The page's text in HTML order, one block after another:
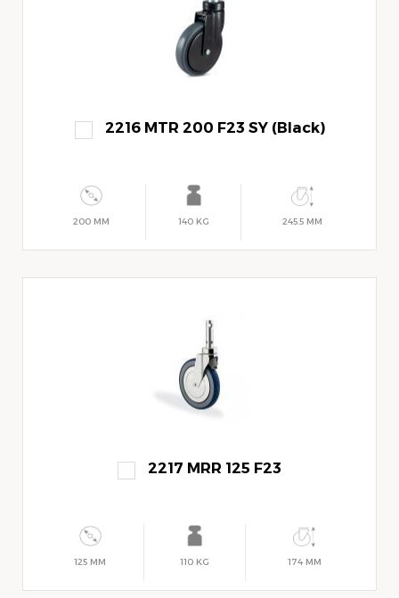
2216 MTR 200 F23 SY (Black)
200 MM 140 KG 245.5 MM
2217 MRR 125 F23
125 MM 110 KG 174 MM